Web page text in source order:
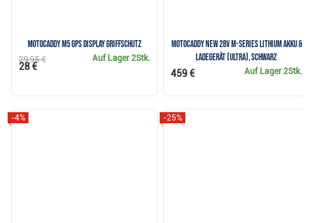
Motocaddy M5 GPS Display Griffschutz
Auf Lager2Stk.
29,95 €
28 €
Motocaddy NEW 28V M-Series Lithium Akku &
Ladegerät (ULTRA), schwarz
Auf Lager2Stk.
459 €
-4% -25%